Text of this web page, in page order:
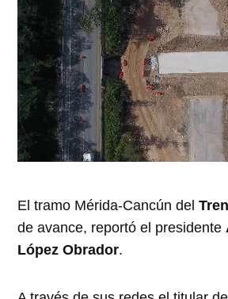
El tramo Mérida-Cancún del
de avance, reportó el presidente
López Obrador.